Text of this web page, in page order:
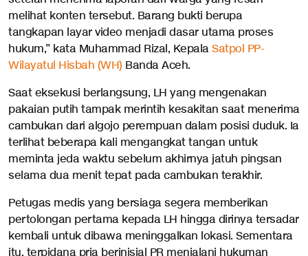
melihat konten tersebut. Barang bukti berupa
tangkapan layar video menjadi dasar utama proses
hukum,” kata Muhammad Rizal, Kepala Satpol PP-
Wilayatul Hisbah (WH) Banda Aceh.
Saat eksekusi berlangsung, LH yang mengenakan
pakaian putih tampak merintih kesakitan saat menerima
cambukan dari algojo perempuan dalam posisi duduk. Ia
terlihat beberapa kali mengangkat tangan untuk
meminta jeda waktu sebelum akhirnya jatuh pingsan
selama dua menit tepat pada cambukan terakhir.
Petugas medis yang bersiaga segera memberikan
pertolongan pertama kepada LH hingga dirinya tersadar
kembali untuk dibawa meninggalkan lokasi. Sementara